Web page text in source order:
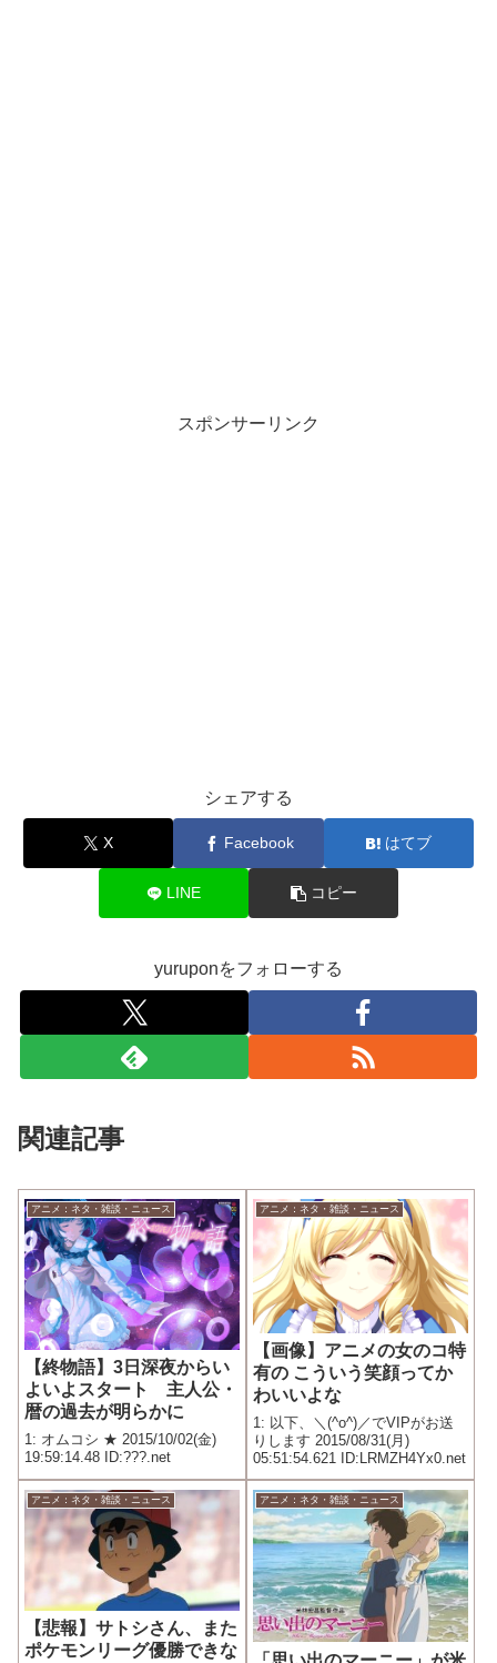
スポンサーリンク
シェアする
X Facebook はてブ
LINE コピー
yuruponをフォローする
関連記事
アニメ：ネタ・雑談・ニュース
【終物語】3日深夜からい
よいよスタート 主人公・
暦の過去が明らかに
1: オムコシ ★ 2015/10/02(金)
19:59:14.48 ID:???.net
アニメ：ネタ・雑談・ニュース
【画像】アニメの女のコ特
有の こういう笑顔ってか
わいいよな
1: 以下、＼(^o^)／でVIPがお送
りします 2015/08/31(月)
05:51:54.621 ID:LRMZH4Yx0.net
アニメ：ネタ・雑談・ニュース
【悲報】サトシさん、また
ポケモンリーグ優勝できな
アニメ：ネタ・雑談・ニュース